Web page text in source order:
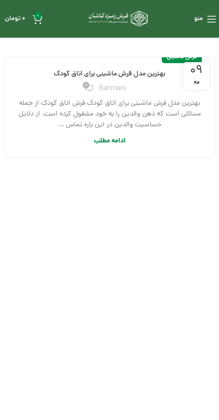
منو 0
0تومان
09
مه
فرش ماشینی
بهترین مدل فرش ماشینی برای اتاق کودک
Bahmani
0
بهترین مدل فرش ماشینی برای اتاق کودک فرش اتاق کودک از جمله
مسائلی است که ذهن والدین را به خود مشغول کرده است. از دلایل
حساسیت والدین در این باره تماس ...
ادامه مطلب